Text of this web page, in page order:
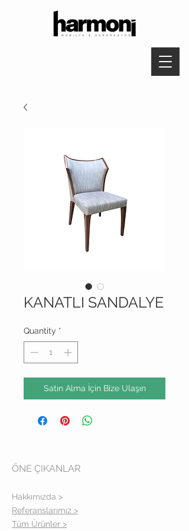
KANATLI SANDALYE
Quantity *
Satın Alma İçin Bize Ulaşın
ÖNE ÇIKANLAR
Hakkımızda >
Referanslarımız >
Tüm Ürünler >